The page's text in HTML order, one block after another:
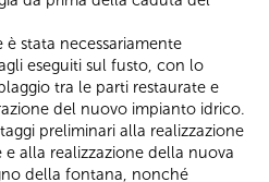
stata necessariamente
eseguiti sul fusto, con lo
tra le parti restaurate e
del nuovo impianto idrico.
preliminari alla realizzazione
alla realizzazione della nuova
della fontana, nonché